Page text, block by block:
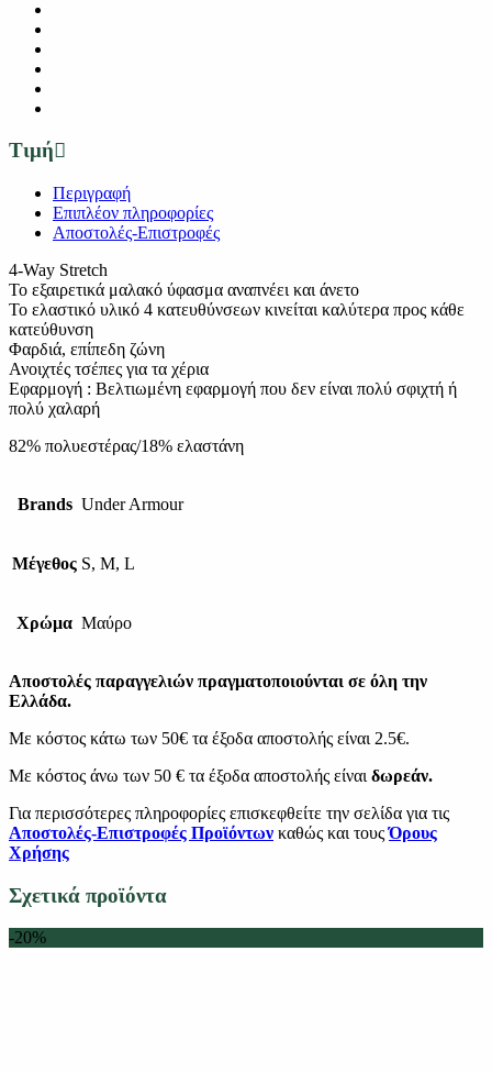
Τιμή
Περιγραφή
Επιπλέον πληροφορίες
Αποστολές-Επιστροφές
4-Way Stretch
Το εξαιρετικά μαλακό ύφασμα αναπνέει και άνετο
Το ελαστικό υλικό 4 κατευθύνσεων κινείται καλύτερα προς κάθε
κατεύθυνση
Φαρδιά, επίπεδη ζώνη
Ανοιχτές τσέπες για τα χέρια
Εφαρμογή : Βελτιωμένη εφαρμογή που δεν είναι πολύ σφιχτή ή
πολύ χαλαρή
82% πολυεστέρας/18% ελαστάνη
Brands Under Armour
Μέγεθος S, M, L
Χρώμα Μαύρο
Αποστολές παραγγελιών πραγματοποιούνται σε όλη την
Ελλάδα.
Με κόστος κάτω των 50€ τα έξοδα αποστολής είναι 2.5€.
Με κόστος άνω των 50 € τα έξοδα αποστολής είναι δωρεάν.
Για περισσότερες πληροφορίες επισκεφθείτε την σελίδα για τις
Αποστολές-Επιστροφές Προϊόντων καθώς και τουςΌρους
Χρήσης
Σχετικά προϊόντα
-20%